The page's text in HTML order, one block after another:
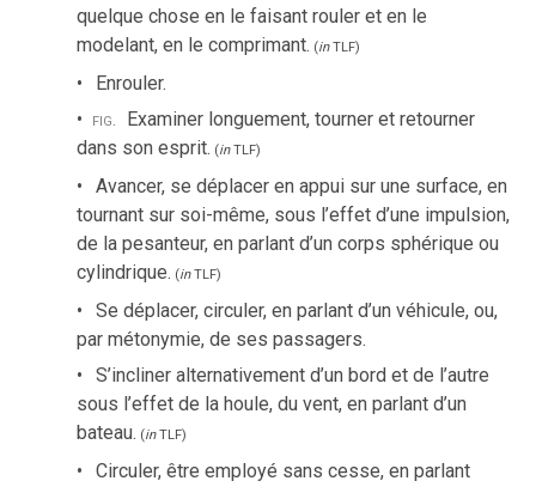
quelque chose en le faisant rouler et en le
modelant, en le comprimant. (inTLF)
Enrouler.
fig. Examiner longuement, tourner et retourner
dans son esprit. (inTLF)
Avancer, se déplacer en appui sur une surface, en
tournant sur soi-même, sous l’effet d’une impulsion,
de la pesanteur, en parlant d’un corps sphérique ou
cylindrique. (inTLF)
Se déplacer, circuler, en parlant d’un véhicule, ou,
par métonymie, de ses passagers.
S’incliner alternativement d’un bord et de l’autre
sous l’effet de la houle, du vent, en parlant d’un
bateau. (inTLF)
Circuler, être employé sans cesse, en parlant